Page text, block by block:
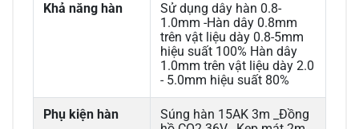
Khả năng hàn
Sử dụng dây hàn 0.8-
1.0mm -Hàn dây 0.8mm
trên vật liệu dày 0.8-5mm
hiệu suất 100% Hàn dây
1.0mm trên vật liệu dày 2.0
- 5.0mm hiệu suất 80%
Phụ kiện hàn
Súng hàn 15AK 3m _Đồng